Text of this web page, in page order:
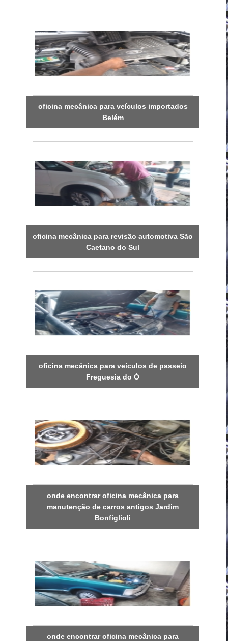
oficina mecânica para veículos importados
Belém
oficina mecânica para revisão automotiva São
Caetano do Sul
oficina mecânica para veículos de passeio
Freguesia do Ó
onde encontrar oficina mecânica para
manutenção de carros antigos Jardim
Bonfiglioli
onde encontrar oficina mecânica para